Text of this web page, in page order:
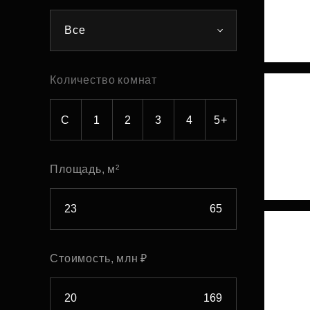
Все
Количество комнат
С 1 2 3 4 5+
Площадь, м²
Стоимость, млн ₽